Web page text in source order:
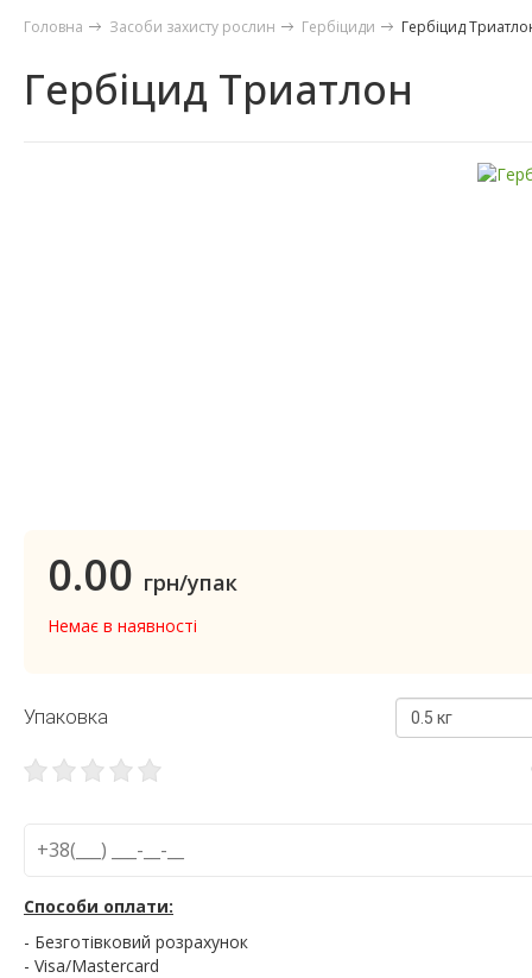
Головна Засоби захисту рослин Гербіциди Гербіцид
Гербіцид Триатлон
0.00 грн/упак
Немає в наявності
Упаковка 0.5 кг
Способи оплати:
- Безготівковий розрахунок
- Visa/Mastercard